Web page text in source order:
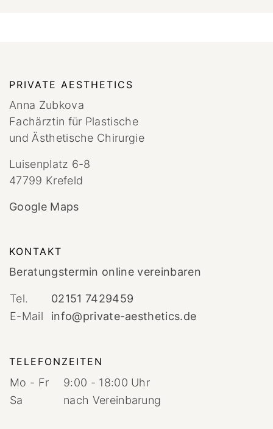
PRIVATE AESTHETICS
Anna Zubkova
Fachärztin für Plastische
und Ästhetische Chirurgie
Luisenplatz 6-8
47799 Krefeld
Google Maps
KONTAKT
Beratungstermin online vereinbaren
Tel.
02151 7429459
E-Mail
info@private-aesthetics.de
TELEFONZEITEN
Mo - Fr
9:00 - 18:00 Uhr
Sa
nach Vereinbarung